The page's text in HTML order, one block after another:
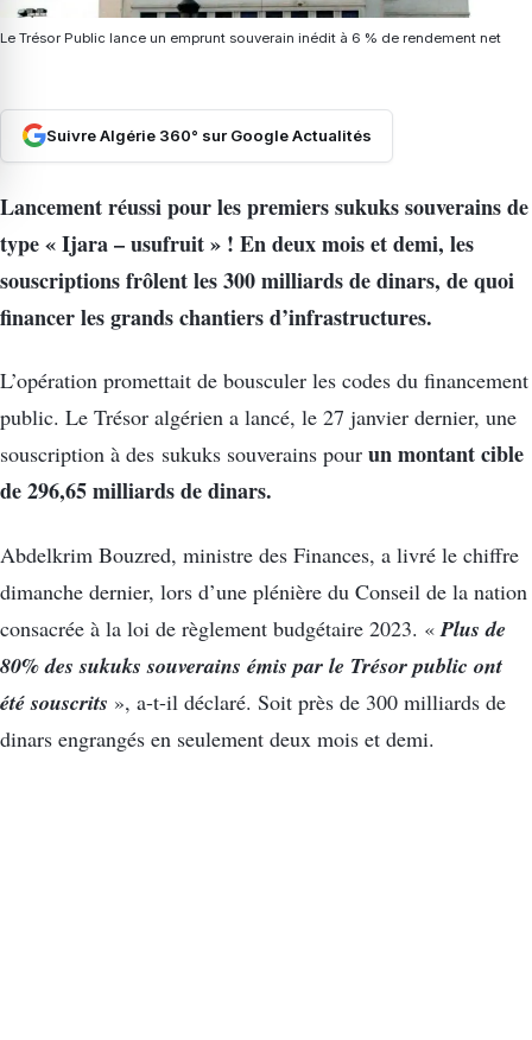
Le Trésor Public lance un emprunt souverain inédit à 6 % de rendement net
Suivre Algérie 360° sur Google Actualités
Lancement réussi pour les premiers sukuks souverains de
type « Ijara – usufruit » ! En deux mois et demi, les
souscriptions frôlent les 300 milliards de dinars, de quoi
financer les grands chantiers d’infrastructures.
L’opération promettait de bousculer les codes du financement
public. Le Trésor algérien a lancé, le 27 janvier dernier, une
souscription à des sukuks souverains pour un montant cible
de 296,65 milliards de dinars.
Abdelkrim Bouzred, ministre des Finances, a livré le chiffre
dimanche dernier, lors d’une plénière du Conseil de la nation
consacrée à la loi de règlement budgétaire 2023. « Plus de
80% des sukuks souverains émis par le Trésor public ont
été souscrits », a-t-il déclaré. Soit près de 300 milliards de
dinars engrangés en seulement deux mois et demi.